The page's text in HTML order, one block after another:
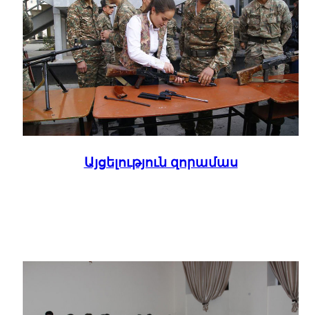
Այցելություն զորամաս